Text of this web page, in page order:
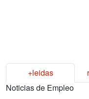
+leidas
Noticias de Empleo